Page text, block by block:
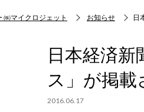
㈱マイクロジェット お知らせ 日
日本経済
ス」が掲載
2016.06.17